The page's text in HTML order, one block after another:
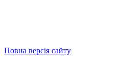
Повна версія сайту